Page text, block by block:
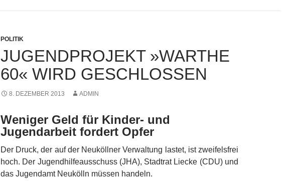
POLITIK
JUGENDPROJEKT »WARTHE
60« WIRD GESCHLOSSEN
8. DEZEMBER 2013 ADMIN
Weniger Geld für Kinder- und
Jugendarbeit fordert Opfer
Der Druck, der auf der Neuköllner Verwaltung lastet, ist zweifelsfrei
hoch. Der Jugendhilfeausschuss (JHA), Stadtrat Liecke (CDU) und
das Jugendamt Neukölln müssen handeln.